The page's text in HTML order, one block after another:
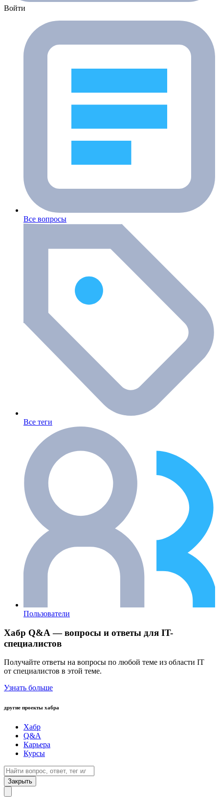
Войти
Все вопросы
Все теги
Пользователи
Хабр Q&A — вопросы и ответы для IT-
специалистов
Получайте ответы на вопросы по любой теме из области IT
от специалистов в этой теме.
Узнать больше
другие проекты хабра
Хабр
Q&A
Карьера
Курсы
Закрыть